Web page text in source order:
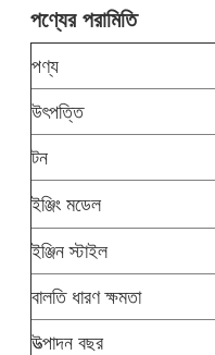
পণ্যের পরামিতি
পণ্য
উৎপত্তি
টন
ইঞ্জিং মডেল
ইঞ্জিন স্টাইল
বালতি ধারণ ক্ষমতা
উত্পাদন বছর